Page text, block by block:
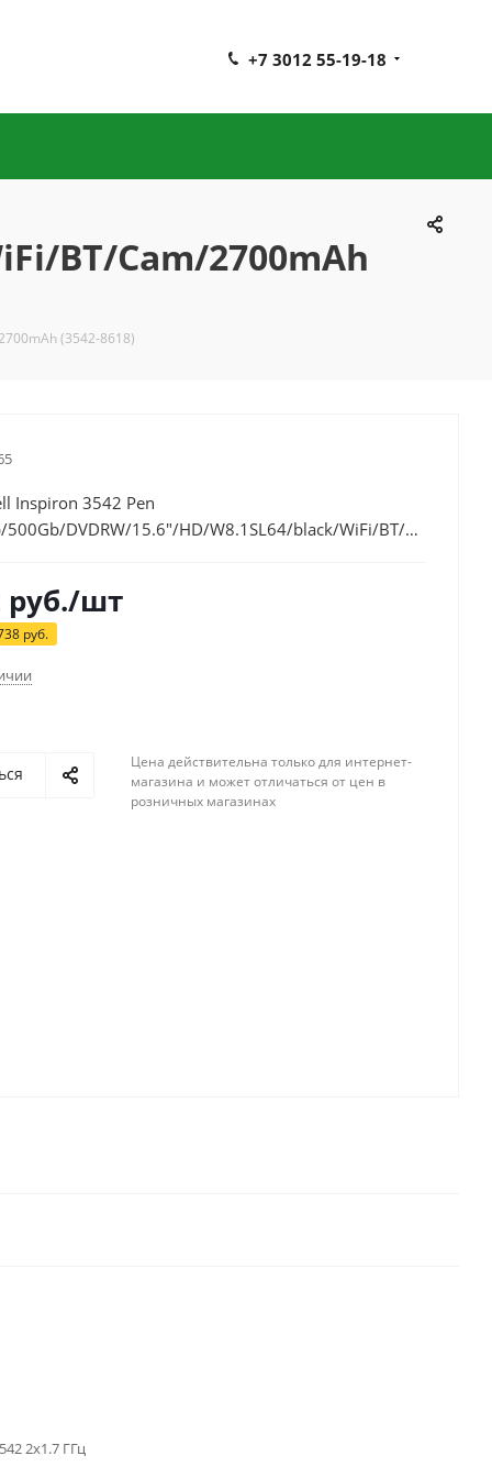
+7 3012 55-19-18
BT/Cam/2700mAh
(3542-8618)
Inspiron 3542 Pen
DVDRW/15.6"/HD/W8.1SL64/black/WiFi/BT/Cam/
руб./шт
руб.
Цена действительна только для интернет-
магазина и может отличаться от цен в
розничных магазинах
2x1.7 ГГц